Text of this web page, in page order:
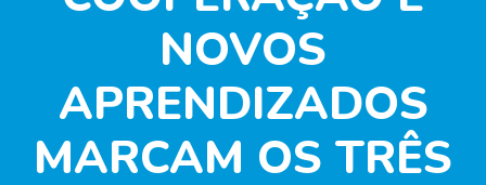
NOVOS
APRENDIZADOS
MARCAM OS TRÊS